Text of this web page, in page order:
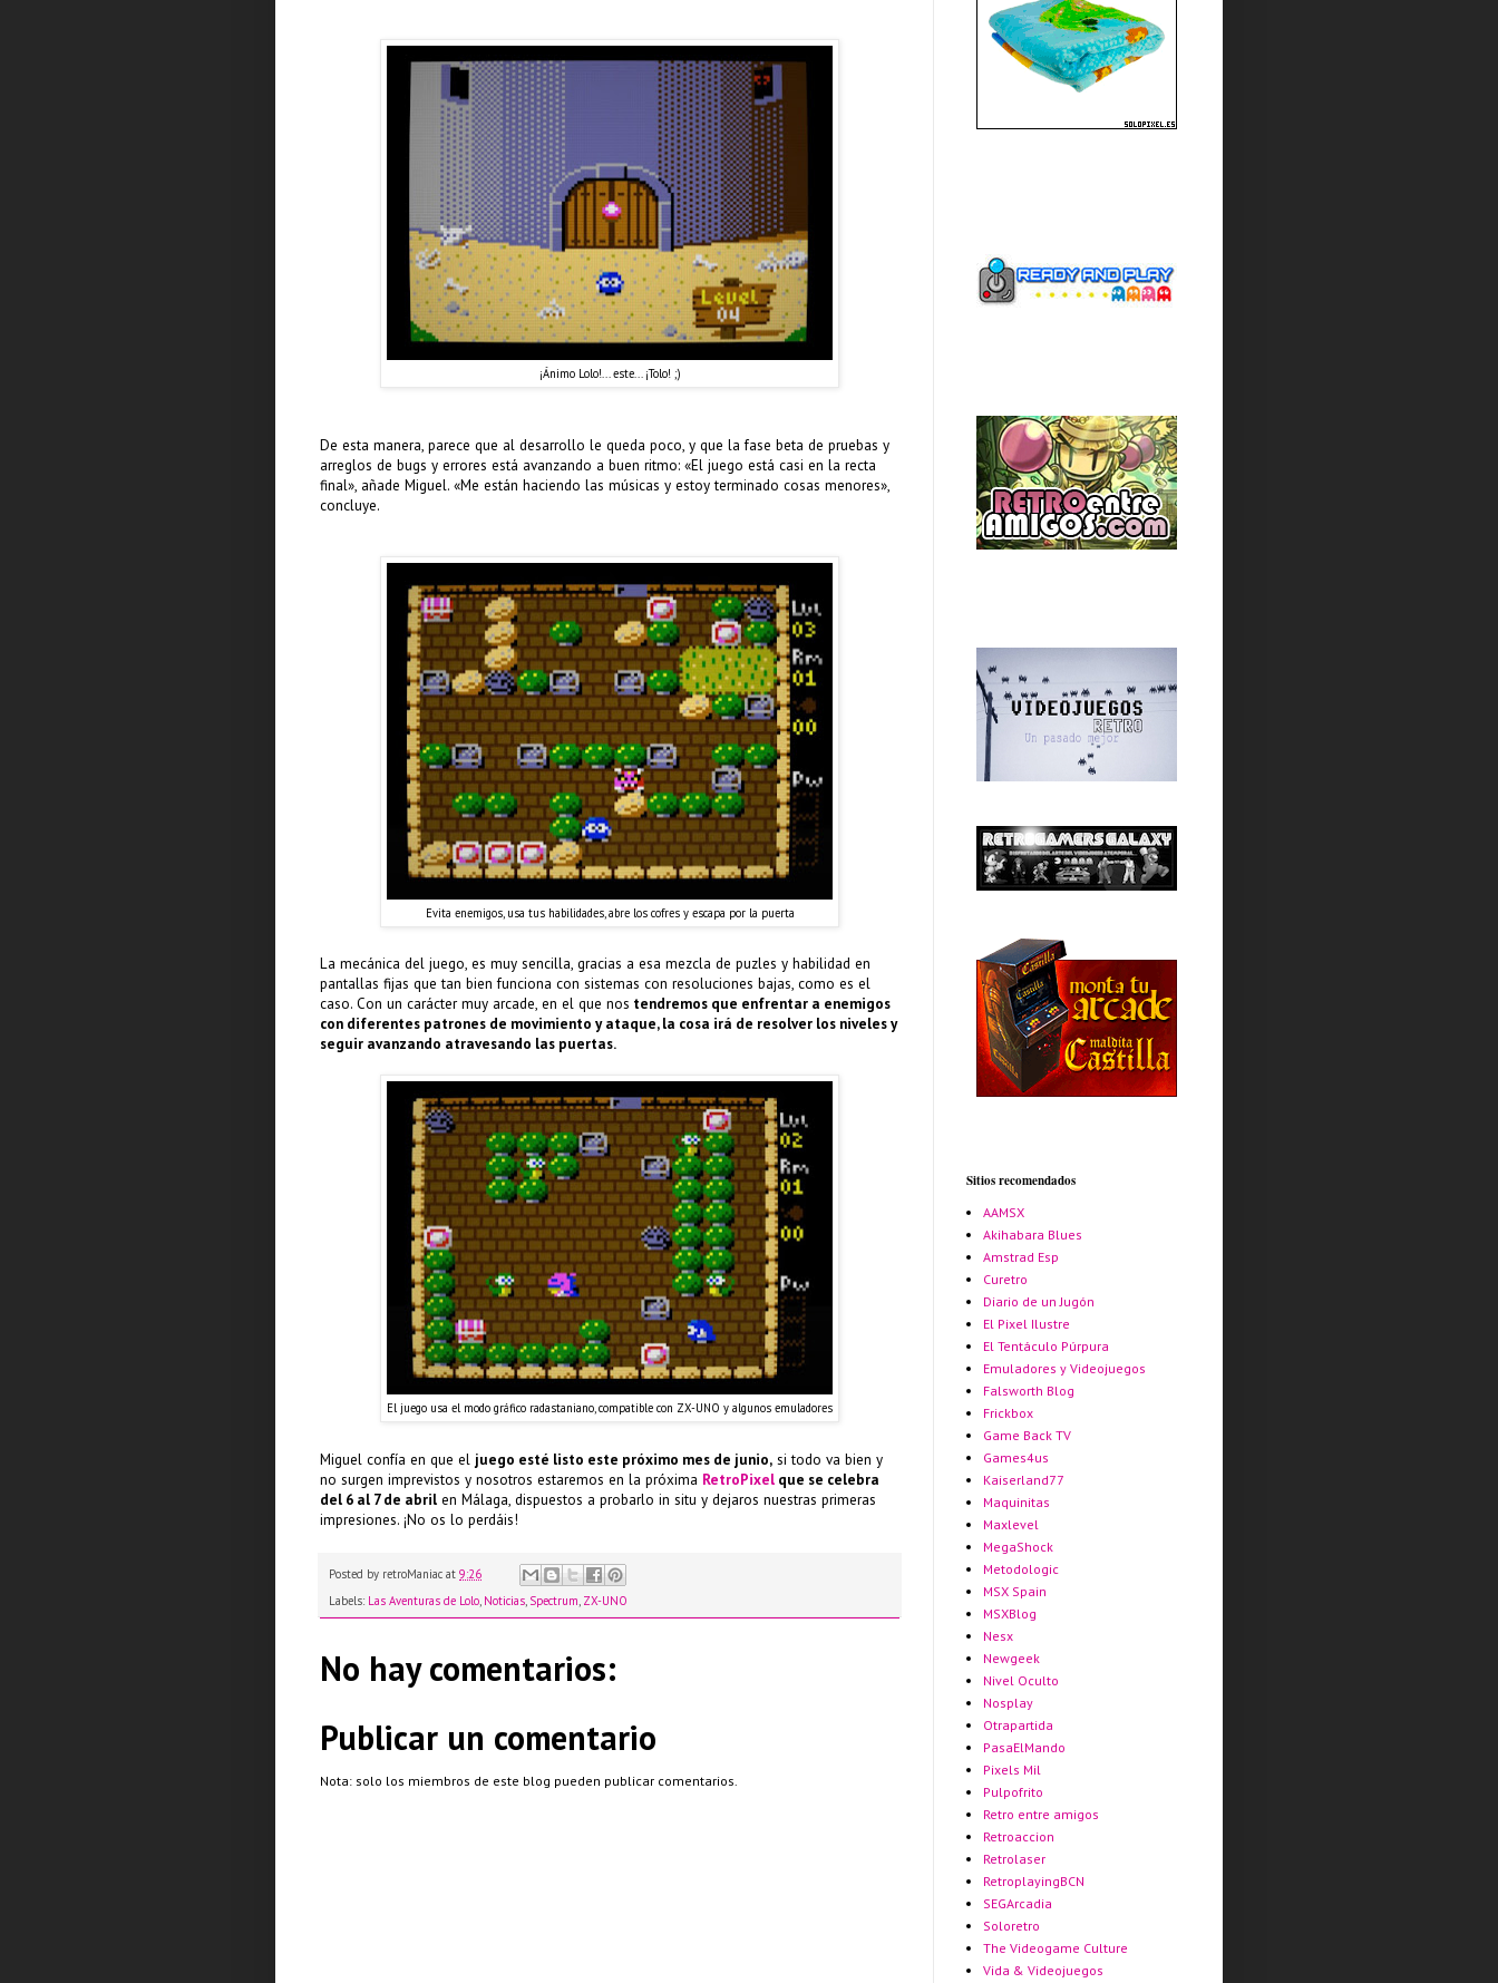
¡Ánimo Lolo!... este... ¡Tolo! ;)
De esta manera, parece que al desarrollo le queda poco, y que la fase beta de pruebas y
arreglos de bugs y errores está avanzando a buen ritmo: «El juego está casi en la recta
final», añade Miguel. «Me están haciendo las músicas y estoy terminado cosas menores»,
concluye.
Evita enemigos, usa tus habilidades, abre los cofres y escapa por la puerta
La mecánica del juego, es muy sencilla, gracias a esa mezcla de puzles y habilidad en
pantallas fijas que tan bien funciona con sistemas con resoluciones bajas, como es el
caso. Con un carácter muy arcade, en el que nos tendremos que enfrentar a enemigos
con diferentes patrones de movimiento y ataque, la cosa irá de resolver los niveles y
seguir avanzando atravesando las puertas.
El juego usa el modo gráfico radastaniano, compatible con ZX-UNO y algunos emuladores
Miguel confía en que el juego esté listo este próximo mes de junio, si todo va bien y
no surgen imprevistos y nosotros estaremos en la próxima RetroPixel que se celebra
del 6 al 7 de abril en Málaga, dispuestos a probarlo in situ y dejaros nuestras primeras
impresiones. ¡No os lo perdáis!
Posted by retroManiac at 9:26
Labels: Las Aventuras de Lolo, Noticias, Spectrum, ZX-UNO
No hay comentarios:
Publicar un comentario
Nota: solo los miembros de este blog pueden publicar comentarios.
Sitios recomendados
AAMSX
Akihabara Blues
Amstrad Esp
Curetro
Diario de un Jugón
El Pixel Ilustre
El Tentáculo Púrpura
Emuladores y Videojuegos
Falsworth Blog
Frickbox
Game Back TV
Games4us
Kaiserland77
Maquinitas
Maxlevel
MegaShock
Metodologic
MSX Spain
MSXBlog
Nesx
Newgeek
Nivel Oculto
Nosplay
Otrapartida
PasaElMando
Pixels Mil
Pulpofrito
Retro entre amigos
Retroaccion
Retrolaser
RetroplayingBCN
SEGArcadia
Soloretro
The Videogame Culture
Vida & Videojuegos